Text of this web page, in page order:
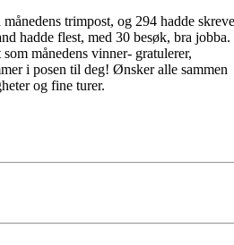
trimpost, og 294 hadde
hadde flest, med 30 besøk, bra jobba.
månedens vinner- gratulerer,
i posen til deg! Ønsker alle sammen
og fine turer.